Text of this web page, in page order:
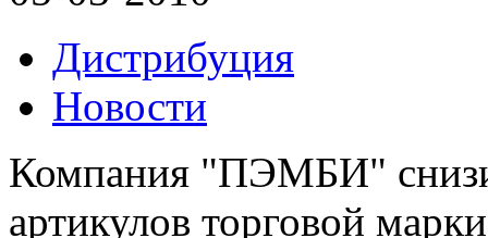
Дистрибуция
Новости
Компания "ПЭМБИ"
артикулов торговой